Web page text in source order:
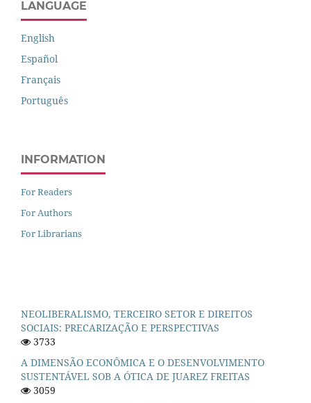
LANGUAGE
English
Español
Français
Português
INFORMATION
For Readers
For Authors
For Librarians
NEOLIBERALISMO, TERCEIRO SETOR E DIREITOS
SOCIAIS: PRECARIZAÇÃO E PERSPECTIVAS
3733
A DIMENSÃO ECONÔMICA E O DESENVOLVIMENTO
SUSTENTÁVEL SOB A ÓTICA DE JUAREZ FREITAS
3059